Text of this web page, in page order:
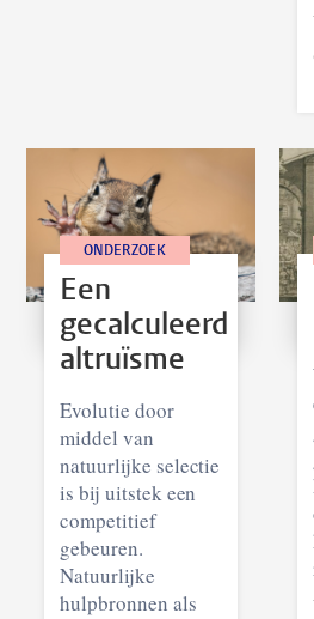
ONDERZOEK
Een
gecalculeerd
altruïsme
Evolutie door
middel van
natuurlijke selectie
is bij uitstek een
competitief
gebeuren.
Natuurlijke
hulpbronnen als